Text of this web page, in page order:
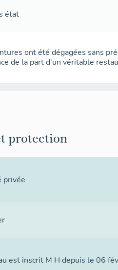
état
ont été dégagées sans
de la part d'un véritable
protection
privée
est inscrit M H depuis le 06